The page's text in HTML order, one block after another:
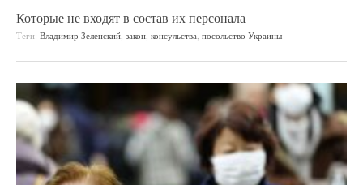
Которые не входят в состав их персонала
Теги: Владимир Зеленский закон консульства посольство Украины